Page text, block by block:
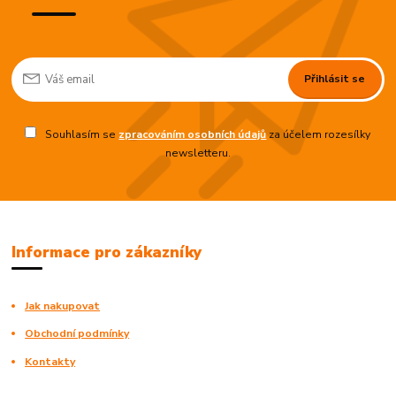
Přihlásit se
Souhlasím se zpracováním osobních údajůza účelem rozesílky
newsletteru.
Informace pro zákazníky
Jak nakupovat
Obchodní podmínky
Kontakty